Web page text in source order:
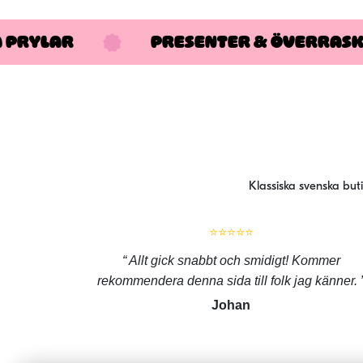
PRYLAR PRESENTER &
Klassiska svenska
⭐⭐⭐⭐⭐
Allt gick snabbt och smidigt! Kommer
rekommendera denna sida till folk jag känner.
Johan